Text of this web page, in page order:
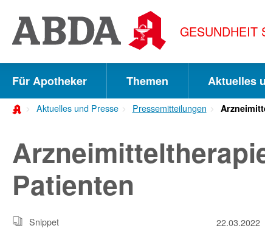
direkt
zu:
zur
Hauptnavigation
zur
zum
Inhalt
Suche
GESUNDHEIT
Für Apotheker Themen Aktuelles
Aktuelles und Presse Pressemitteilungen
Patienten
Snippet 22.03.2022